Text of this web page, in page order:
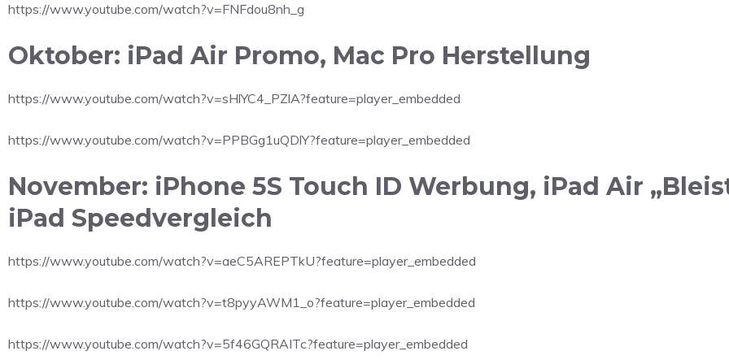
https://www.youtube.com/watch?v=FNFdou8nh_g
Oktober: iPad Air Promo, Mac Pro Herstellung
https://www.youtube.com/watch?v=sHlYC4_PZlA?feature=player_embedded
https://www.youtube.com/watch?v=PPBGg1uQDlY?feature=player_embedded
November: iPhone 5S Touch ID Werbung, iPad Air
iPad Speedvergleich
https://www.youtube.com/watch?v=aeC5AREPTkU?feature=player_embedded
https://www.youtube.com/watch?v=t8pyyAWM1_o?feature=player_embedded
https://www.youtube.com/watch?v=5f46GQRAITc?feature=player_embedded